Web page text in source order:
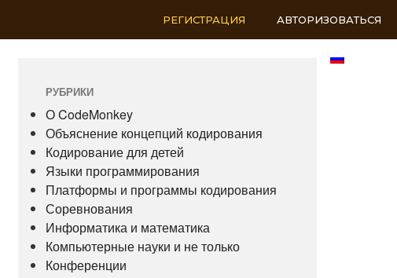
РЕГИСТРАЦИЯ АВТОРИЗОВАТЬСЯ
РУБРИКИ
О CodeMonkey
Объяснение концепций кодирования
Кодирование для детей
Языки программирования
Платформы и программы кодирования
Соревнования
Информатика и математика
Компьютерные науки и не только
Конференции